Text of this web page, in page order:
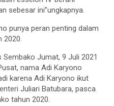
sebesar ini”ungkapnya.
punya peran penting dalam
2020.
Jumat, 9 Juli 2021
nama Adi Karyono
karena Adi Karyono ikut
Juliari Batubara, pasca
tahun 2020.